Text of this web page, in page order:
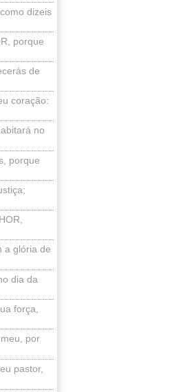
dizeis
porque
de
coração:
no
porque
a glória de
dia da
força,
por
pastor,